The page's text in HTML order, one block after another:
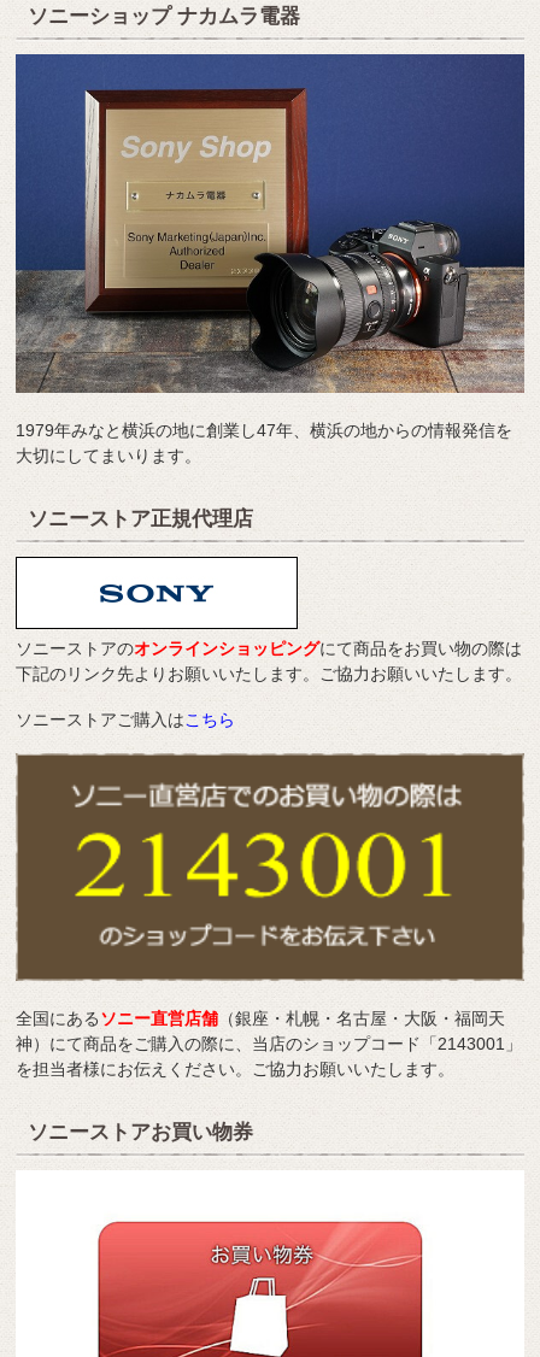
ソニーショップ ナカムラ電器
1979年みなと横浜の地に創業し47年、横浜の地からの情報発信を
大切にしてまいります。
ソニーストア正規代理店
ソニーストアのオンラインショッピングにて商品をお買い物の際は
下記のリンク先よりお願いいたします。ご協力お願いいたします。
ソニーストアご購入はこちら
全国にあるソニー直営店舗 （銀座・札幌・名古屋・大阪・福岡天
神）にて商品をご購入の際に、当店のショップコード「2143001」
を担当者様にお伝えください。ご協力お願いいたします。
ソニーストアお買い物券